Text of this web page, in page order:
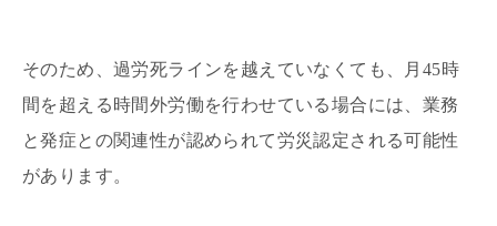
そのため、過労死ラインを越えていなくても、月45時
間を超える時間外労働を行わせている場合には、業務
と発症との関連性が認められて労災認定される可能性
があります。